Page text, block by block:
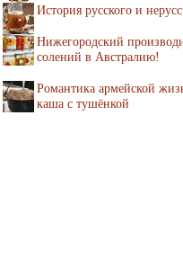
История русского и
Нижегородский
солений в Австралию!
Романтика армейской
каша с тушёнкой